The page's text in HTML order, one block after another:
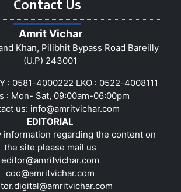
Contact Us
Amrit Vichar
Khan, Pilibhit Bypass Road Bareilly
(U.P) 243001
: 0581-4000222 LKO : 0522-4008111
: Mon- Sat, 09:00am-06:00pm
us: info@amritvichar.com
EDITORIAL
information regarding the content on
the site please mail us
editor@amritvichar.com
coo@amritvichar.com